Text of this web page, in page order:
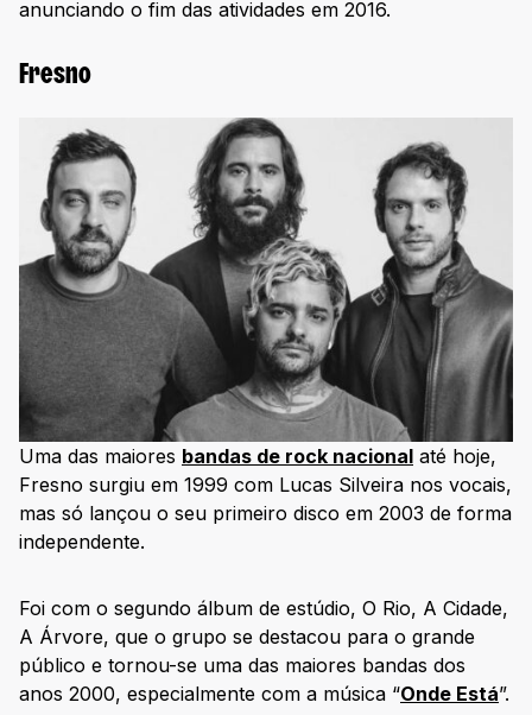
anunciando o fim das atividades em 2016.
Fresno
Uma das maiores bandas de rock nacional até hoje,
Fresno surgiu em 1999 com Lucas Silveira nos vocais,
mas só lançou o seu primeiro disco em 2003 de forma
independente.
Foi com o segundo álbum de estúdio, O Rio, A Cidade,
A Árvore, que o grupo se destacou para o grande
público e tornou-se uma das maiores bandas dos
anos 2000, especialmente com a música “Onde Está”.